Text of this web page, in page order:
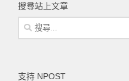
搜尋站上文章
搜
尋
支持 NPOST